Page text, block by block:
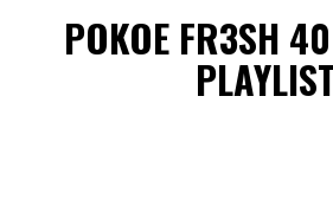
POKOE FR3SH